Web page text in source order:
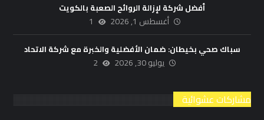
أفضل شركة لإزالة الروائح الصعبة بالكويت
أغسطس 1, 2026 1
سباك صحي بخيطان: ضمان الأفضلية والخبرة مع شركة الاتحاد
يوليو 30, 2026 2
مشاركات عشوائية